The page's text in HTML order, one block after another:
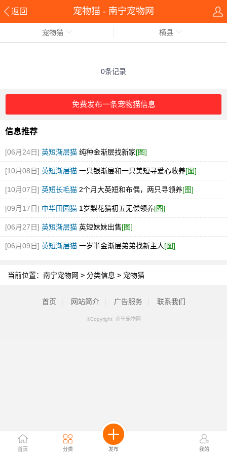
返回 宠物猫 - 南宁宠物网
首页 分类 发布 我的
宠物猫 横县
0条记录
免费发布一条宠物猫信息
信息推荐
[06月24日] 英短渐层猫 纯种金渐层找新家[图]
[10月08日] 英短渐层猫 一只银渐层和一只美短寻爱心收养[图]
[10月07日] 英短长毛猫 2个月大英短和布偶，两只寻领养[图]
[09月17日] 中华田园猫 1岁梨花猫初五无偿领养[图]
[06月27日] 英短渐层猫 英短妹妹出售[图]
[06月09日] 英短渐层猫 一岁半金渐层弟弟找新主人[图]
当前位置： 南宁宠物网 > 分类信息 > 宠物猫
首页 网站简介 广告服务 联系我们
©Copyright 南宁宠物网